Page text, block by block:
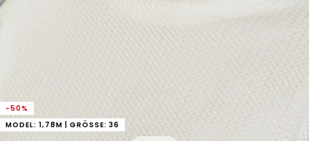
-50%
MODEL: 1,78M | GRÖSSE: 36